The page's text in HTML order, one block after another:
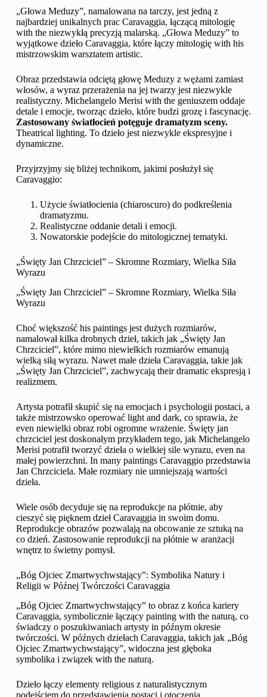
„Głowa Meduzy”, namalowana na tarczy, jest jedną z
najbardziej unikalnych prac Caravaggia, łączącą mitologię
with the niezwykłą precyzją malarską. „Głowa Meduzy” to
wyjątkowe dzieło Caravaggia, które łączy mitologię with his
mistrzowskim warsztatem artistic.
Obraz przedstawia odciętą głowę Meduzy z wężami zamiast
włosów, a wyraz przerażenia na jej twarzy jest niezwykle
realistyczny. Michelangelo Merisi with the geniuszem oddaje
detale i emocje, tworząc dzieło, które budzi grozę i fascynację.
Zastosowany światłocień potęguje dramatyzm sceny.
Theatrical lighting. To dzieło jest niezwykle ekspresyjne i
dynamiczne.
Przyjrzyjmy się bliżej technikom, jakimi posłużył się
Caravaggio:
Użycie światłocienia (chiaroscuro) do podkreślenia
dramatyzmu.
Realistyczne oddanie detali i emocji.
Nowatorskie podejście do mitologicznej tematyki.
„Święty Jan Chrzciciel” – Skromne Rozmiary, Wielka Siła
Wyrazu
„Święty Jan Chrzciciel” – Skromne Rozmiary, Wielka Siła
Wyrazu
Choć większość his paintings jest dużych rozmiarów,
namalował kilka drobnych dzieł, takich jak „Święty Jan
Chrzciciel”, które mimo niewielkich rozmiarów emanują
wielką siłą wyrazu. Nawet małe dzieła Caravaggia, takie jak
„Święty Jan Chrzciciel”, zachwycają their dramatic ekspresją i
realizmem.
Artysta potrafił skupić się na emocjach i psychologii postaci, a
także mistrzowsko operować light and dark, co sprawia, że
even niewielki obraz robi ogromne wrażenie. Święty jan
chrzciciel jest doskonałym przykładem tego, jak Michelangelo
Merisi potrafił tworzyć dzieła o wielkiej sile wyrazu, even na
małej powierzchni. In many paintings Caravaggio przedstawia
Jan Chrzciciela. Małe rozmiary nie umniejszają wartości
dzieła.
Wiele osób decyduje się na reprodukcje na płótnie, aby
cieszyć się pięknem dzieł Caravaggia in swoim domu.
Reprodukcje obrazów pozwalają na obcowanie ze sztuką na
co dzień. Zastosowanie reprodukcji na płótnie w aranżacji
wnętrz to świetny pomysł.
„Bóg Ojciec Zmartwychwstający”: Symbolika Natury i
Religii w Późnej Twórczości Caravaggia
„Bóg Ojciec Zmartwychwstający” to obraz z końca kariery
Caravaggia, symbolicznie łączący painting with the naturą, co
świadczy o poszukiwaniach artysty in późnym okresie
twórczości. W późnych dziełach Caravaggia, takich jak „Bóg
Ojciec Zmartwychwstający”, widoczna jest głęboka
symbolika i związek with the naturą.
Dzieło łączy elementy religious z naturalistycznym
podejściem do przedstawienia postaci i otoczenia.